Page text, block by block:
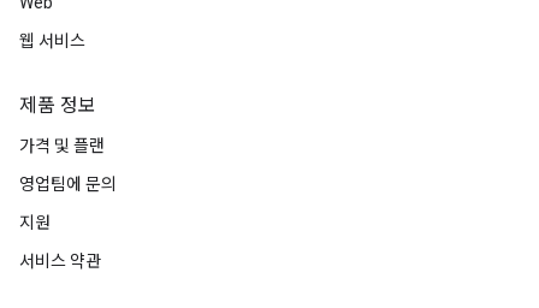
웹 서비스
제품 정보
가격 및 플랜
영업팀에 문의
지원
서비스 약관